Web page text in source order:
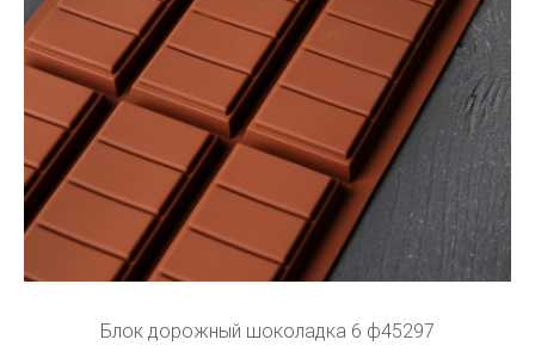
Блок дорожный шоколадка 6 ф45297